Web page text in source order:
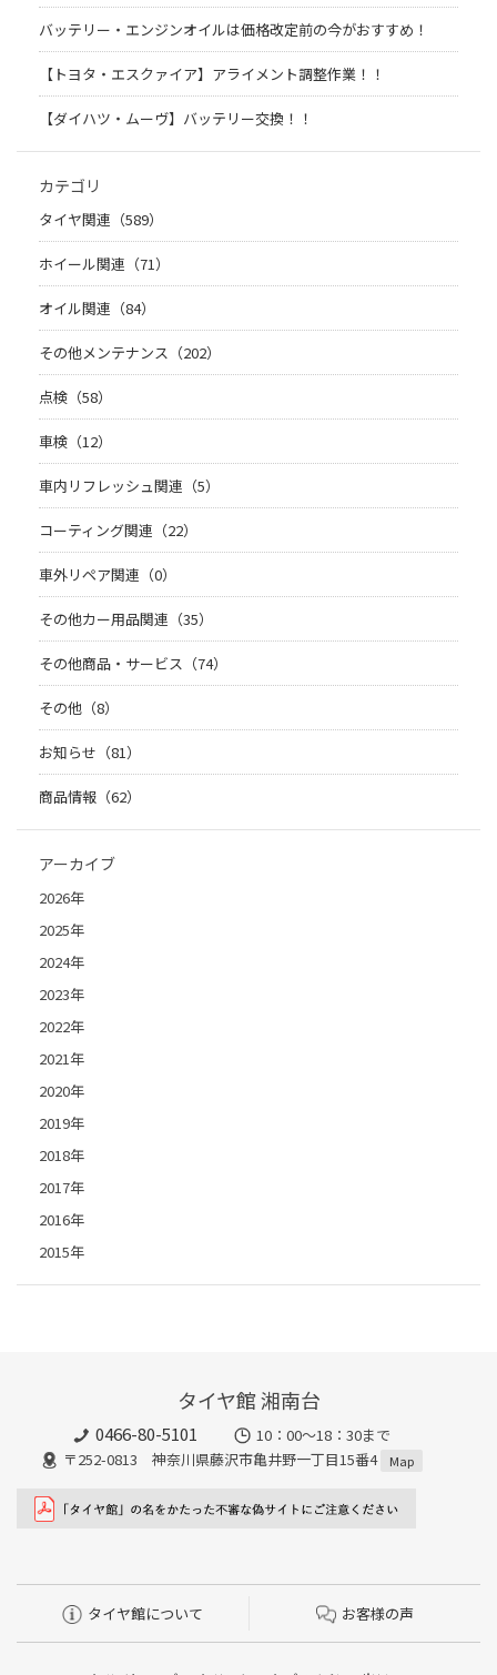
バッテリー・エンジンオイルは価格改定前の今がおすすめ！
【トヨタ・エスクァイア】アライメント調整作業！！
【ダイハツ・ムーヴ】バッテリー交換！！
カテゴリ
タイヤ関連（589）
ホイール関連（71）
オイル関連（84）
その他メンテナンス（202）
点検（58）
車検（12）
車内リフレッシュ関連（5）
コーティング関連（22）
車外リペア関連（0）
その他カー用品関連（35）
その他商品・サービス（74）
その他（8）
お知らせ（81）
商品情報（62）
アーカイブ
2026年
2025年
2024年
2023年
2022年
2021年
2020年
2019年
2018年
2017年
2016年
2015年
タイヤ館 湘南台
0466-80-5101
10：00～18：30まで
〒252-0813 神奈川県藤沢市亀井野一丁目15番4
Map
タイヤ館について お客様の声